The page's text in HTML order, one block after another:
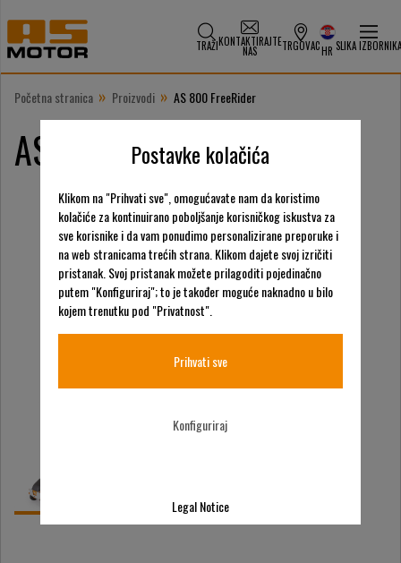
TRAŽIKONTAKTIRAJTE
NAS TRGOVAC HR SLIKA IZBORNIKA
Početna stranica » Proizvodi » AS 800 FreeRider
AS 800 FreeRider
Postavke kolačića
Klikom na "Prihvati sve", omogućavate nam da koristimo
kolačiće za kontinuirano poboljšanje korisničkog iskustva za
sve korisnike i da vam ponudimo personalizirane preporuke i
na web stranicama trećih strana. Klikom dajete svoj izričiti
pristanak. Svoj pristanak možete prilagoditi pojedinačno
putem "Konfiguriraj"; to je također moguće naknadno u bilo
kojem trenutku pod "Privatnost".
Prihvati sve
Konfiguriraj
Legal Notice